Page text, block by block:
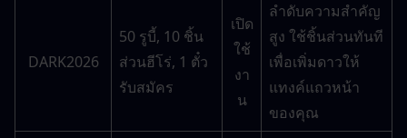
DARK2026
50 รูบี้, 10 ชิ้น
ส่วนฮีโร่, 1 ตั๋ว
รับสมัคร
เปิด
ใช้
งา
น
ลำดับความสำคัญ
สูง ใช้ชิ้นส่วนทันที
เพื่อเพิ่มดาวให้
แทงค์แถวหน้า
ของคุณ